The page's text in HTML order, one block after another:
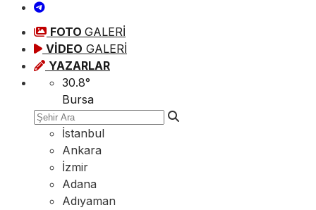
FOTO GALERİ
VİDEO GALERİ
YAZARLAR
30.8°
Bursa
İstanbul
Ankara
İzmir
Adana
Adıyaman